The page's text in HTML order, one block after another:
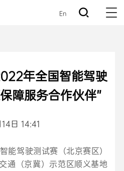
En
年全国智能驾驶
障服务合作伙伴”
日 14:41
能驾驶测试赛（北京赛区）
通（京冀）示范区顺义基地